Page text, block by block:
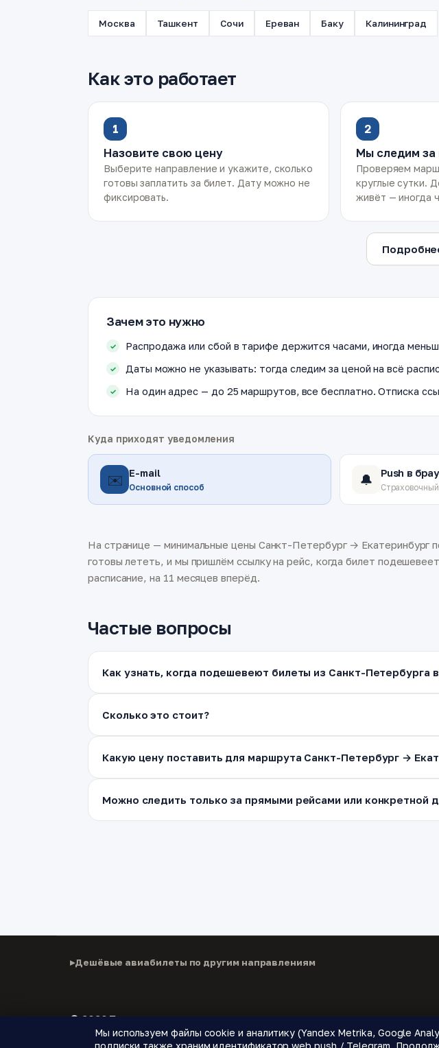
Москва Ташкент Сочи Ереван Баку Калининград
Как это работает
1
Назовите свою цену
Выберите направление и укажите, сколько
готовы заплатить за билет. Дату можно не
фиксировать.
2
Мы следим за
Проверяем
круглые сутки.
живёт — иногда
Зачем это нужно
Распродажа или сбой в тарифе держится часами, иногда
Даты можно не указывать: тогда следим за ценой на всё
На один адрес — до 25 маршрутов, все бесплатно. Отписка
Куда приходят уведомления
✉️ E-mail
Основной способ 🔔 Push в
На странице — минимальные цены Санкт-Петербург → Екатеринбург
готовы лететь, и мы пришлём ссылку на рейс, когда билет
расписание, на 11 месяцев вперёд.
Частые вопросы
Как узнать, когда подешевеют билеты из Санкт-Петербурга
Сколько это стоит?
Какую цену поставить для маршрута Санкт-Петербург →
Можно следить только за прямыми рейсами или конкретной
Мы используем файлы cookie и аналитику (Yandex Metrika, Google
подписки также храним идентификатор web push / Telegram.
Дешёвые авиабилеты по другим направлениям
© 2026 Паломнику
Дешёвые авиабилеты, подписки на цены и новые направления.